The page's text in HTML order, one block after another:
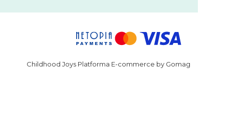
Childhood Joys Platforma E-commerce by Gomag